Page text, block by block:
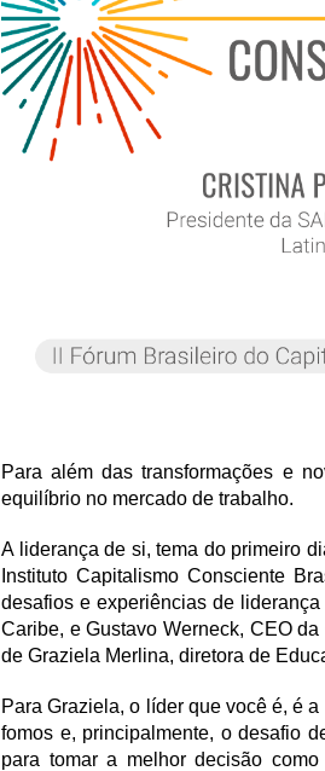
Para além das transformações e
equilíbrio no mercado de trabalho.
A liderança de si, tema do primeiro
Instituto Capitalismo Consciente
desafios e experiências de
Caribe, e Gustavo Werneck, CEO
de Graziela Merlina, diretora de
Para Graziela, o líder que você é, é
fomos e, principalmente, o desafio
para tomar a melhor decisão